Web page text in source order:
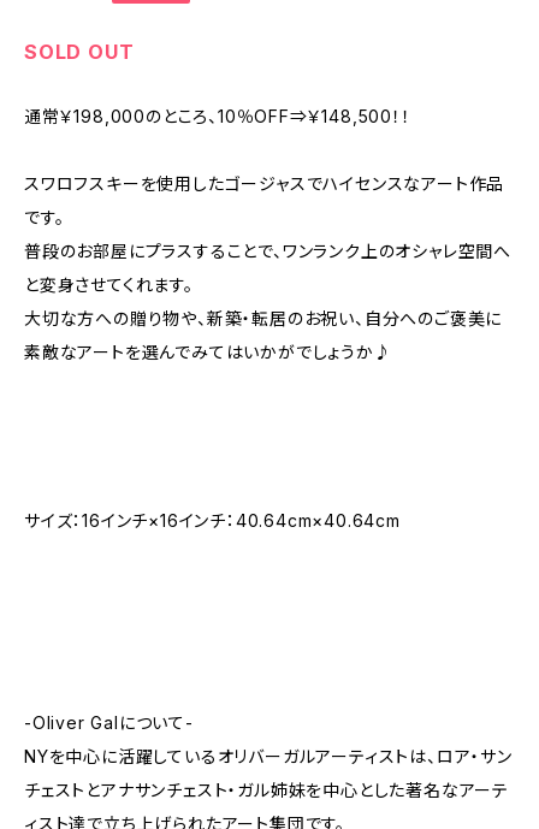
SOLD OUT
通常￥198,000のところ、10％OFF⇒￥148,500！！
スワロフスキーを使用したゴージャスでハイセンスなアート作品
です。
普段のお部屋にプラスすることで、ワンランク上のオシャレ空間へ
と変身させてくれます。
大切な方への贈り物や、新築・転居のお祝い、自分へのご褒美に
素敵なアートを選んでみてはいかがでしょうか♪
サイズ：16インチ×16インチ：40.64cm×40.64cm
-Oliver Galについて-
NYを中心に活躍しているオリバーガルアーティストは、ロア・サン
チェストとアナサンチェスト・ガル姉妹を中心とした著名なアーテ
ィスト達で立ち上げられたアート集団です。